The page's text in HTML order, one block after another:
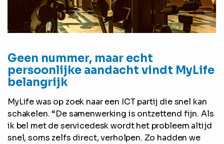
Geen nummer, maar echt
persoonlijke aandacht vindt MyLife
belangrijk
MyLife was op zoek naar een ICT partij die snel kan
schakelen. “De samenwerking is ontzettend fijn. Als
ik bel met de servicedesk wordt het probleem altijd
snel, soms zelfs direct, verholpen. Zo hadden we